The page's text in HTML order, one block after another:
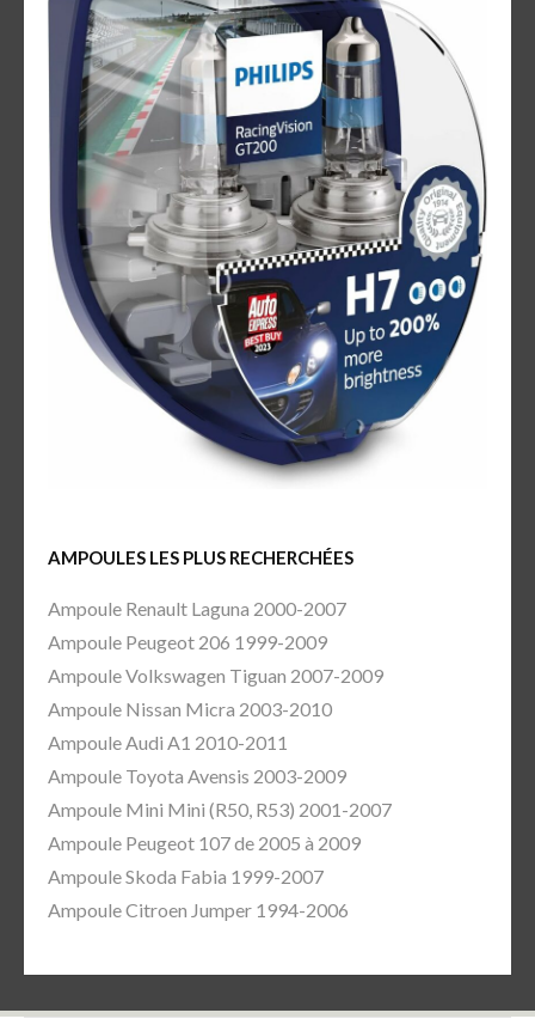
AMPOULES LES PLUS RECHERCHÉES
Ampoule Renault Laguna 2000-2007
Ampoule Peugeot 206 1999-2009
Ampoule Volkswagen Tiguan 2007-2009
Ampoule Nissan Micra 2003-2010
Ampoule Audi A1 2010-2011
Ampoule Toyota Avensis 2003-2009
Ampoule Mini Mini (R50, R53) 2001-2007
Ampoule Peugeot 107 de 2005 à 2009
Ampoule Skoda Fabia 1999-2007
Ampoule Citroen Jumper 1994-2006